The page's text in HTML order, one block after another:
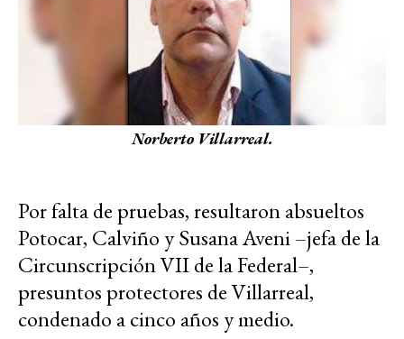
Norberto Villarreal.
Por falta de pruebas, resultaron absueltos
Potocar, Calviño y Susana Aveni –jefa de la
Circunscripción VII de la Federal–,
presuntos protectores de Villarreal,
condenado a cinco años y medio.